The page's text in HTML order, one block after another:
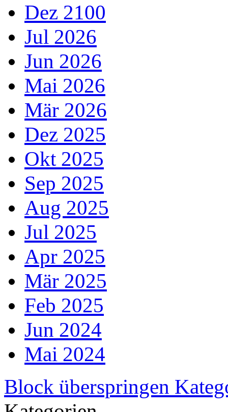
Dez 2100
Jul 2026
Jun 2026
Mai 2026
Mär 2026
Dez 2025
Okt 2025
Sep 2025
Aug 2025
Jul 2025
Apr 2025
Mär 2025
Feb 2025
Jun 2024
Mai 2024
Block überspringen